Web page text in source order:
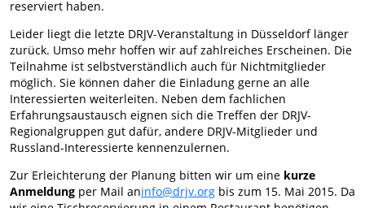
reserviert haben.
Leider liegt die letzte DRJV-Veranstaltung in Düsseldorf länger
zurück. Umso mehr hoffen wir auf zahlreiches Erscheinen. Die
Teilnahme ist selbstverständlich auch für Nichtmitglieder
möglich. Sie können daher die Einladung gerne an alle
Interessierten weiterleiten. Neben dem fachlichen
Erfahrungsaustausch eignen sich die Treffen der DRJV-
Regionalgruppen gut dafür, andere DRJV-Mitglieder und
Russland-Interessierte kennenzulernen.
Zur Erleichterung der Planung bitten wir um eine kurze
Anmeldung per Mail aninfo@drjv.org bis zum 15. Mai 2015. Da